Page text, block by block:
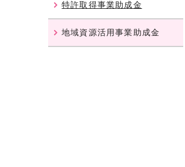
特許取得事業助成金
地域資源活用事業助成金